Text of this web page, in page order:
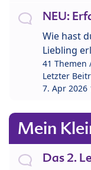
NEU:
Wie hast
Liebling
41 Themen
Letzter
7. Apr 2026
Mein
Das 2.